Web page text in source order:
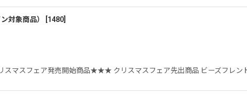
対象商品） 1480
スフェア発売開始商品★★★ クリスマスフェア先出商品 ビーズフレン